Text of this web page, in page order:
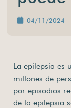
04/11/2024
La epilepsia es
millones de
por episodios
de la epilepsia